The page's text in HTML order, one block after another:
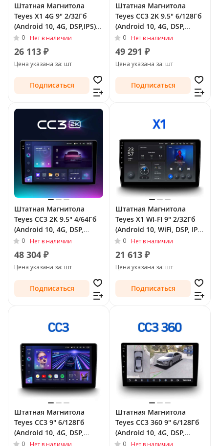
Штатная Магнитола
Teyes X1 4G 9" 2/32Гб
(Android 10, 4G, DSP,IPS)
для Opel Astra H 2004 -
2007 Тип-F2
0 Нет в наличии
26 113 ₽
Цена указана за: шт
Подписаться
Штатная Магнитола
Teyes CC3 2K 9.5" 6/128Гб
(Android 10, 4G, DSP,
QLed) для Opel Corsa E
2014 - 2019
0 Нет в наличии
49 291 ₽
Цена указана за: шт
Подписаться
Штатная Магнитола
Teyes CC3 2К 9.5" 4/64Гб
(Android 10, 4G, DSP,
QLed) для Opel Antara I
2006 - 2011
0 Нет в наличии
48 304 ₽
Цена указана за: шт
Подписаться
Штатная Магнитола
Teyes X1 WI-FI 9" 2/32Гб
(Android 10, WiFi, DSP, IPS)
для Opel Astra H 2004 -
2007 Тип-F2
0 Нет в наличии
21 613 ₽
Цена указана за: шт
Подписаться
Штатная Магнитола
Teyes CC3 9" 6/128Гб
(Android 10, 4G, DSP,
QLed) для Opel Insignia I
0 Нет в наличии
Штатная Магнитола
Teyes CC3 360 9" 6/128Гб
(Android 10, 4G, DSP,
QLed) - круговой обзор
0 Нет в наличии